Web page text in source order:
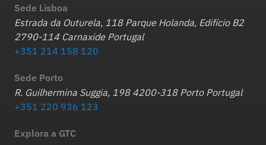
Sede Lisboa
Estrada da Outurela, 118 Parque Holanda, Edifício B2
2790-114 Carnaxide Portugal
+351 214 158 120
Sede Porto
R. Guilhermina Suggia, 198 4200-318 Porto Portugal
+351 220 936 123
Explora a GTC